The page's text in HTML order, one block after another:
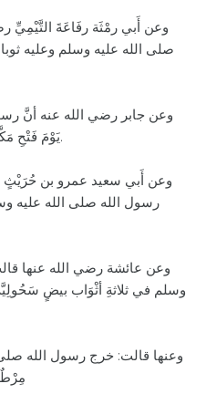
وعن أَبي رمْثَة رفَاعَةَ التَّيْمِيِّ
صلى الله عليه وسلم وعليه
وعن جابر رضي الله عنه أنَّ
يَوْمَ فَتْحِ مَكَّةَ وَعَلَيْهِ عِمَامَةٌ سَوْدَاء. رواه مسلم.
وعن أَبي سعيد عمرو بن حُرَيْثٍ
رسول الله صلى الله عليه
وعن عائشة رضي الله عنها
وسلم في ثلاثةِ أثْوَاب بيضٍ
وعنها قالت: خرج رسول الله